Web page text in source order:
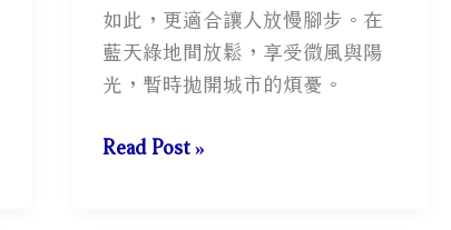
如此，更適合讓人放慢腳步。在
藍天綠地間放鬆，享受微風與陽
光，暫時拋開城市的煩憂。
最
Read Post »